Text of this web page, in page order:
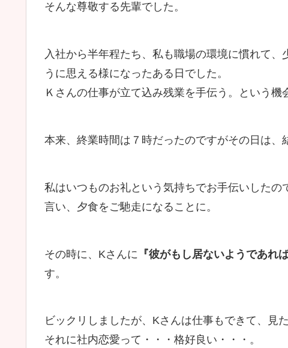
そんな尊敬する先輩でした。
入社から半年程たち、私も職場の環境に慣れて
うに思える様になったある日でした。
Ｋさんの仕事が立て込み残業を手伝う。という機
本来、終業時間は７時だったのですがその日は、
私はいつものお礼という気持ちでお手伝いした
言い、夕食をご馳走になることに。
その時に、Kさんに 『彼がもし居ないようであれ
す。
ビックリしましたが、Kさんは仕事もできて、見
それに社内恋愛って・・・格好良い・・・。